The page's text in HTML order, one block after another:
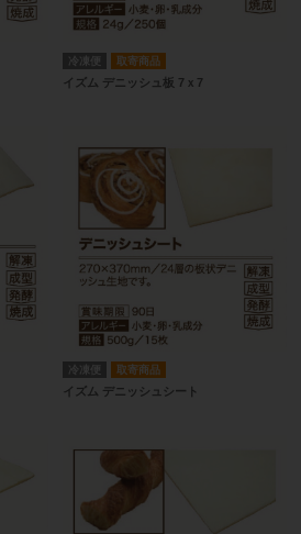
冷凍便 取寄商品
イズム デニッシュ板 7ｘ7
冷凍便 取寄商品
イズム デニッシュシート